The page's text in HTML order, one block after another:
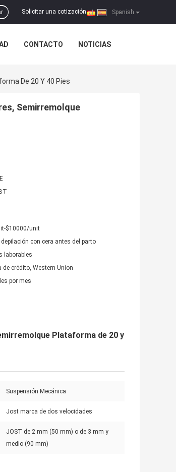
Spanish
Solicitar una cotización |
CONTACTO NOTICIAS
De 20 Y 40 Pies
Semirremolque
$10000/unit
depilación con cera antes del parto
laborables
de crédito, Western Union
por mes
Plataforma de 20 y
Suspensión Mecánica
Jost marca de dos velocidades
JOST de 2 mm (50 mm) o de 3 mm y
medio (90 mm)